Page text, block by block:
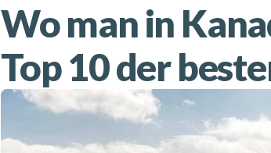
Wo man in
Top 10 der